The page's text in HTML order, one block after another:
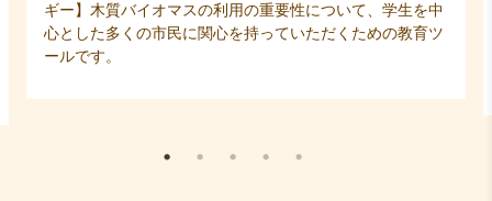
ついて、学生を中
だくための教育ツ
基本編 240頁
実行編 209頁